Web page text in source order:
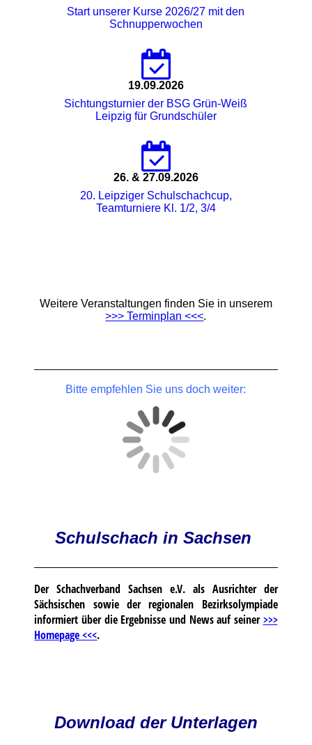
Start unserer Kurse 2026/27 mit den
Schnupperwochen
19.09.2026
Sichtungsturnier der BSG Grün-Weiß
Leipzig für Grundschüler
26. & 27.09.2026
20. Leipziger Schulschachcup,
Teamturniere Kl. 1/2, 3/4
Weitere Veranstaltungen finden Sie in unserem
>>> Terminplan <<<.
Bitte empfehlen Sie uns doch weiter:
Schulschach in Sachsen
Der Schachverband Sachsen e.V. als Ausrichter der
Sächsischen sowie der regionalen Bezirksolympiade
informiert über die Ergebnisse und News auf seiner>>>
Homepage <<<.
Download der Unterlagen